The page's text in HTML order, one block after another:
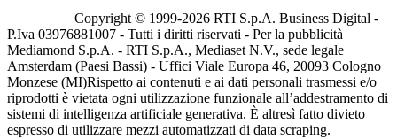
Copyright © 1999-2026 RTI S.p.A. Business Digital -
P.Iva 03976881007 - Tutti i diritti riservati - Per la pubblicità
Mediamond S.p.A. - RTI S.p.A., Mediaset N.V., sede legale
Amsterdam (Paesi Bassi) - Uffici Viale Europa 46, 20093 Cologno
Monzese (MI)Rispetto ai contenuti e ai dati personali trasmessi e/o
riprodotti è vietata ogni utilizzazione funzionale all’addestramento di
sistemi di intelligenza artificiale generativa. È altresì fatto divieto
espresso di utilizzare mezzi automatizzati di data scraping.